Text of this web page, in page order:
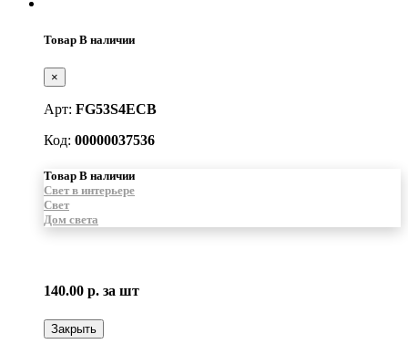
Товар В наличии
×
Арт: FG53S4ECB
Код: 00000037536
Товар В наличии
Свет в интерьере
Свет
Дом света
140.00 р. за шт
Закрыть